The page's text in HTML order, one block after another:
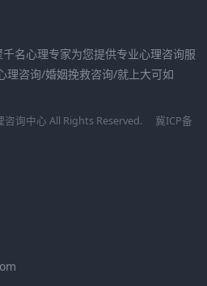
名心理专家为您提供专业心理咨询服
理咨询/婚姻挽救咨询/就上大可如
询中心 All Rights Reserved.
冀ICP备